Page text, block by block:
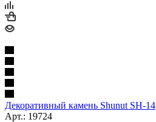
Декоративный камень Shunut SH-14
Арт.: 19724